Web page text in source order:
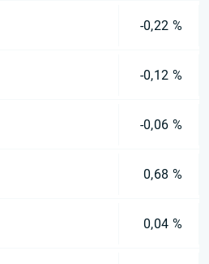
-0,22 %
-0,12 %
-0,06 %
0,68 %
0,04 %